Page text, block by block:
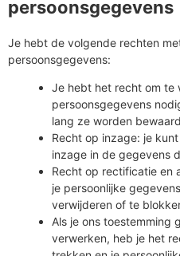
persoonsgegevens
Je hebt de volgende rechten
persoonsgegevens:
Je hebt het recht om te
persoonsgegevens
lang ze worden
Recht op inzage: je
inzage in de gegevens
Recht op rectificatie en
je persoonlijke
verwijderen of te
Als je ons toestemming
verwerken, heb je het